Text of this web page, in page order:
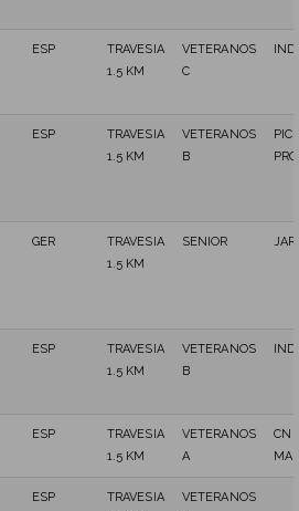
ESP
TRAVESIA
1.5 KM
VETERANOS
C
ESP
TRAVESIA
1.5 KM
VETERANOS
B
GER
TRAVESIA
1.5 KM
SENIOR
ESP
TRAVESIA
1.5 KM
VETERANOS
B
ESP
TRAVESIA
1.5 KM
VETERANOS
A
CN
ESP
TRAVESIA
VETERANOS